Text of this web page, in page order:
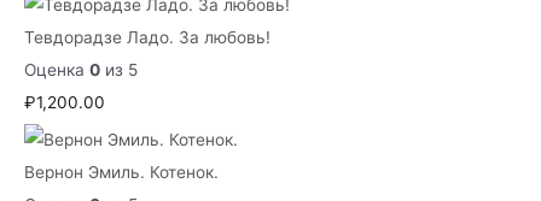
Тевдорадзе Ладо. За любовь!
Оценка 0 из 5
₽1,200.00
Вернон Эмиль. Котенок.